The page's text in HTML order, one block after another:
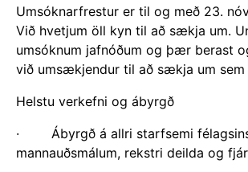
Umsóknarfrestur er til og með 23.
Við hvetjum öll kyn til að sækja um.
umsóknum jafnóðum og þær berast
við umsækjendur til að sækja um sem
Helstu verkefni og ábyrgð
· Ábyrgð á allri starfsemi
mannauðsmálum, rekstri deilda og